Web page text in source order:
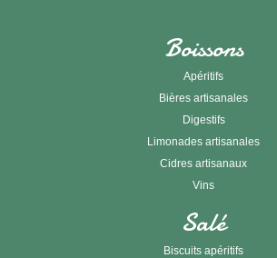
Boissons
Apéritifs
Bières artisanales
Digestifs
Limonades artisanales
Cidres artisanaux
Vins
Salé
Biscuits apéritifs